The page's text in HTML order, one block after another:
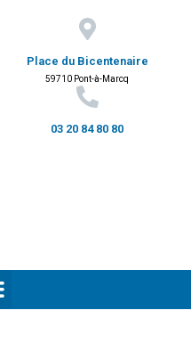
Place du Bicentenaire
59710 Pont-à-Marcq
03 20 84 80 80